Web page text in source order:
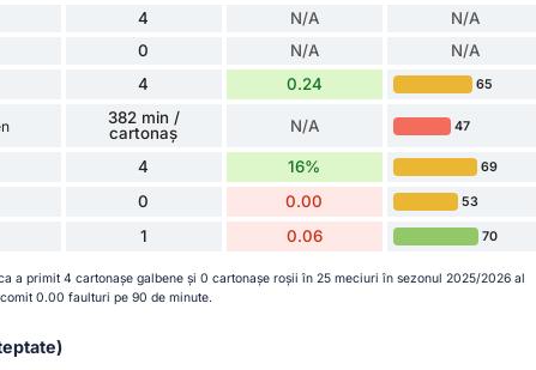
4 N/A N/A
0 N/A N/A
4 0.24 65
382 min /
cartonaș
N/A 47
4 16% 69
0 0.00 53
1 0.06 70
a primit 4 cartonașe galbene și 0 cartonașe roșii în 25 meciuri în sezonul 2025/2026 al
0.00 faulturi pe 90 de minute.